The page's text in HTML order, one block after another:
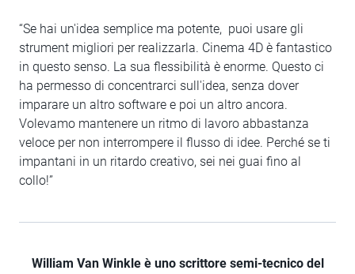
“Se hai un'idea semplice ma potente, puoi usare gli
strument migliori per realizzarla. Cinema 4D è fantastico
in questo senso. La sua flessibilità è enorme. Questo ci
ha permesso di concentrarci sull'idea, senza dover
imparare un altro software e poi un altro ancora.
Volevamo mantenere un ritmo di lavoro abbastanza
veloce per non interrompere il flusso di idee. Perché se ti
impantani in un ritardo creativo, sei nei guai fino al
collo!”
William Van Winkle è uno scrittore semi-tecnico del